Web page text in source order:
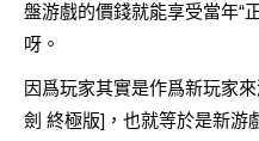
盤游戲的價錢就能享受當年“
呀。
因爲玩家其實是作爲新玩家
劍 終極版]，也就等於是新游